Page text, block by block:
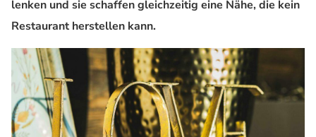
lenken und sie schaffen gleichzeitig eine Nähe, die kein
Restaurant herstellen kann.